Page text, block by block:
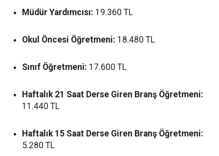
Müdür Yardımcısı: 19.360 TL
Okul Öncesi Öğretmeni: 18.480 TL
Sınıf Öğretmeni: 17.600 TL
Haftalık 21 Saat Derse Giren Branş Öğretmeni:
11.440 TL
Haftalık 15 Saat Derse Giren Branş Öğretmeni:
5.280 TL